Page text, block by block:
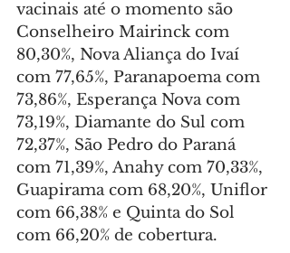
vacinais até o momento são
Conselheiro Mairinck com
80,30%, Nova Aliança do Ivaí
com 77,65%, Paranapoema com
73,86%, Esperança Nova com
73,19%, Diamante do Sul com
72,37%, São Pedro do Paraná
com 71,39%, Anahy com 70,33%,
Guapirama com 68,20%, Uniflor
com 66,38% e Quinta do Sol
com 66,20% de cobertura.